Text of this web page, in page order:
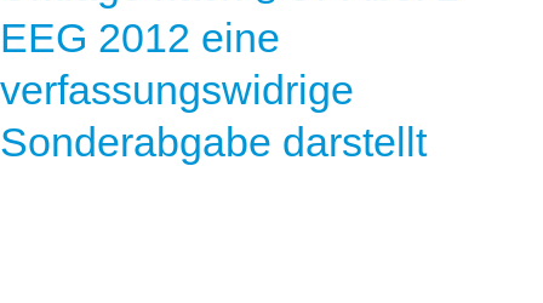
EEG 2012 eine
verfassungswidrige
Sonderabgabe darstellt